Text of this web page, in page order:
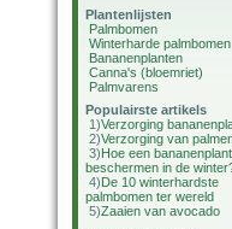
Plantenlijsten
Palmbomen
Winterharde palmbomen
Bananenplanten
Canna's (bloemriet)
Palmvarens
Populairste artikels
1)Verzorging
2)Verzorging van
3)Hoe een bananenplant
beschermen in de
4)De 10 winterhardste
palmbomen ter wereld
5)Zaaien van avocado